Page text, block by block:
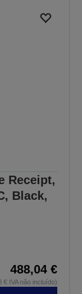
Receipt,
Black,
488,04 €
€ IVA não incluído)